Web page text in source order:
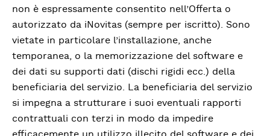
non è espressamente consentito nell’Offerta o
autorizzato da iNovitas (sempre per iscritto). Sono
vietate in particolare l’installazione, anche
temporanea, o la memorizzazione del software e
dei dati su supporti dati (dischi rigidi ecc.) della
beneficiaria del servizio. La beneficiaria del servizio
si impegna a strutturare i suoi eventuali rapporti
contrattuali con terzi in modo da impedire